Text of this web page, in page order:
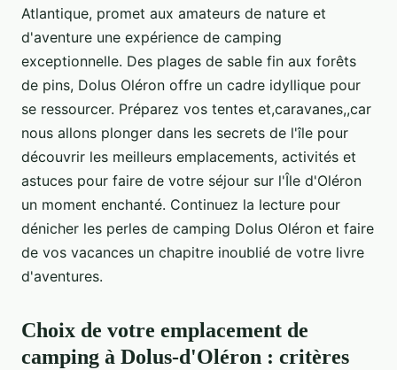
Atlantique, promet aux amateurs de nature et
d'aventure une expérience de camping
exceptionnelle. Des plages de sable fin aux forêts
de pins, Dolus Oléron offre un cadre idyllique pour
se ressourcer. Préparez vos tentes et,caravanes,,car
nous allons plonger dans les secrets de l'île pour
découvrir les meilleurs emplacements, activités et
astuces pour faire de votre séjour sur l'Île d'Oléron
un moment enchanté. Continuez la lecture pour
dénicher les perles de camping Dolus Oléron et faire
de vos vacances un chapitre inoublié de votre livre
d'aventures.
Choix de votre emplacement de
camping à Dolus-d'Oléron : critères